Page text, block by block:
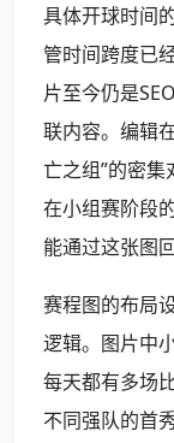
具体开球时间
管时间跨度已
片至今仍是
联内容。编辑
亡之组”的密
在小组赛阶段
能通过这张图
赛程图的布局
逻辑。图片中
每天都有多场
不同强队的首